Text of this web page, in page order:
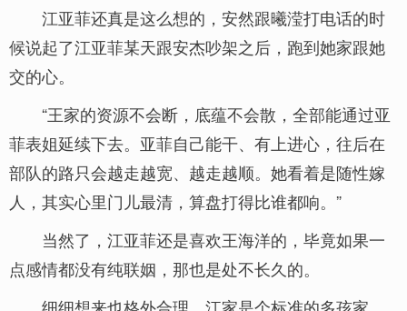
江亚菲还真是这么想的，安然跟曦滢打电话的时
候说起了江亚菲某天跟安杰吵架之后，跑到她家跟她
交的心。
“王家的资源不会断，底蕴不会散，全部能通过亚
菲表姐延续下去。亚菲自己能干、有上进心，往后在
部队的路只会越走越宽、越走越顺。她看着是随性嫁
人，其实心里门儿最清，算盘打得比谁都响。”
当然了，江亚菲还是喜欢王海洋的，毕竟如果一
点感情都没有纯联姻，那也是处不长久的。